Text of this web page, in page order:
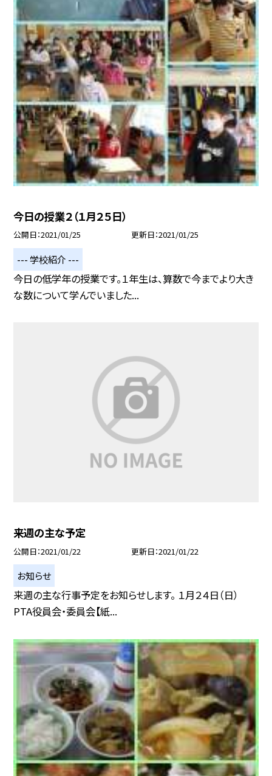
今日の授業２（１月２５日）
公開日 2021/01/25 更新日 2021/01/25
--- 学校紹介 ---
今日の低学年の授業です。１年生は、算数で今までより大き
な数について学んでいました...
来週の主な予定
公開日 2021/01/22 更新日 2021/01/22
お知らせ
来週の主な行事予定をお知らせします。 １月２４日（日）
PTA役員会・委員会【紙...